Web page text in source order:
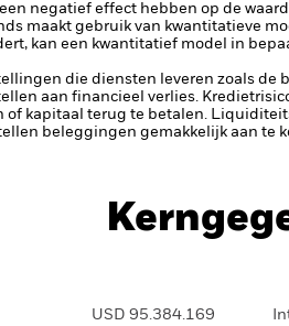
negatief effect hebben op de
maakt gebruik van kwantitatieve
kan een kwantitatief model in
die diensten leveren zoals
aan financieel verlies.
of kapitaal terug te betalen.
beleggingen gemakkelijk aan te
USD 95.384.169